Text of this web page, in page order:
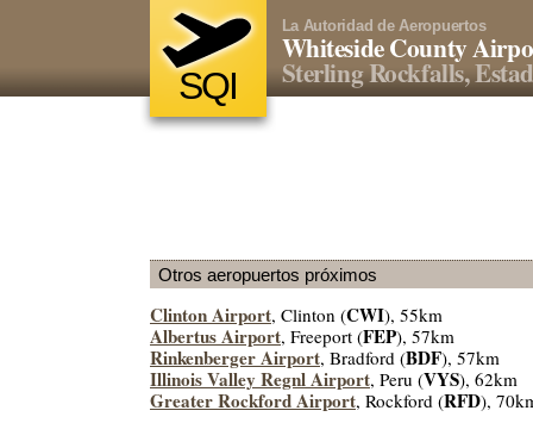
SQI
La Autoridad de Aeropuertos
Whiteside County
Sterling Rockfalls,
Otros aeropuertos próximos
Clinton Airport, Clinton (CWI), 55km
Albertus Airport, Freeport (FEP), 57km
Rinkenberger Airport, Bradford (BDF), 57km
Illinois Valley Regnl Airport, Peru (VYS), 62km
Greater Rockford Airport, Rockford (RFD),